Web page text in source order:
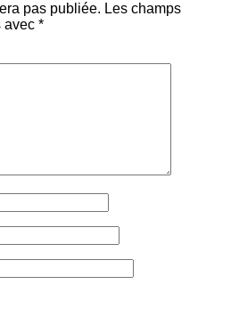
pas publiée. Les champs
avec *